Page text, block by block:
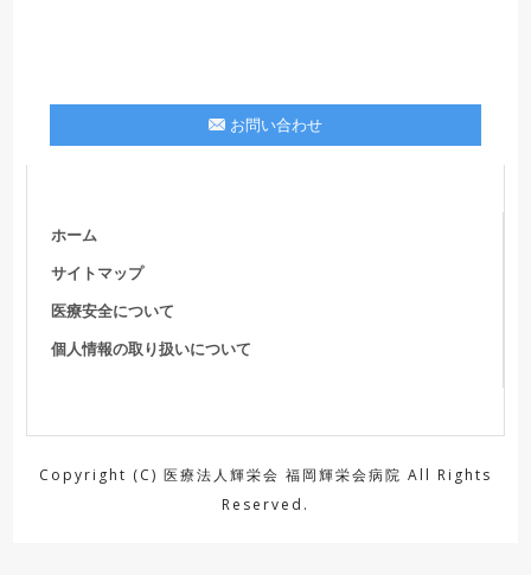
お問い合わせ
ホーム
サイトマップ
医療安全について
個人情報の取り扱いについて
Copyright (C) 医療法人輝栄会 福岡輝栄会病院 All Rights
Reserved.